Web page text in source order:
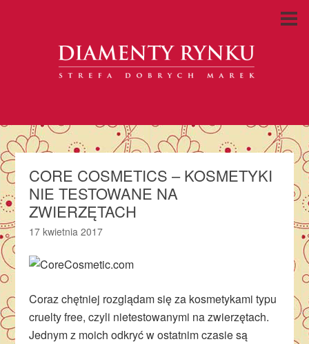
CORE COSMETICS – KOSMETYKI
NIE TESTOWANE NA
ZWIERZĘTACH
17 kwietnia 2017
Coraz chętniej rozglądam się za kosmetykami typu
cruelty free, czyli nietestowanymi na zwierzętach.
Jednym z moich odkryć w ostatnim czasie są